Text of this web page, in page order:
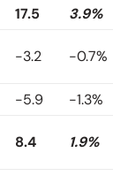
17.5 3.9%
-3.2 -0.7%
-5.9 -1.3%
8.4 1.9%